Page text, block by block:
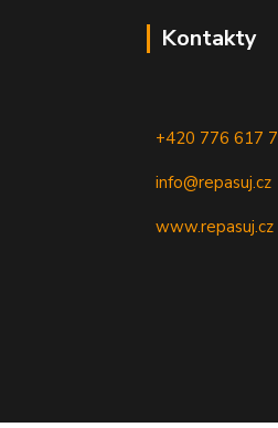
Kontakty
+420 776 617
info@repasuj.cz
www.repasuj.cz